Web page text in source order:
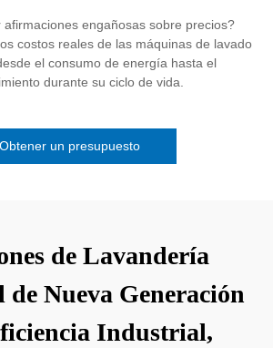
engañosas sobre precios?
costos reales de las máquinas de lavado
el consumo de energía hasta el
durante su ciclo de vida.
Obtener un presupuesto
de Lavandería
de Nueva Generación
Industrial,